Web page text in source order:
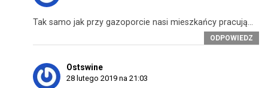
Tak samo jak przy gazoporcie nasi mieszkańcy pracują…
ODPOWIEDZ
Ostswine
28 lutego 2019 na 21:03